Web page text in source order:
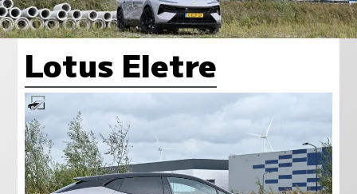
Lotus Eletre